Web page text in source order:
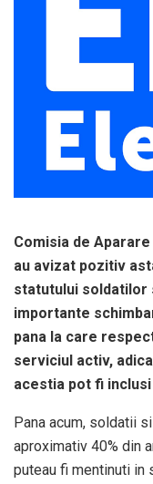
Comisia de
au avizat pozitiv
statutului soldatilor
importante
pana la care
serviciul activ,
acestia pot fi
Pana acum, soldatii
aproximativ 40% din
puteau fi mentinuti in